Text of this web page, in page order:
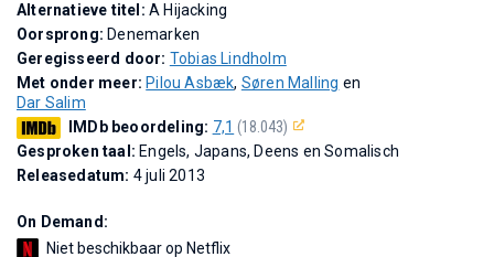
Alternatieve titel: A Hijacking
Oorsprong: Denemarken
Geregisseerd door: Tobias Lindholm
Met onder meer: Pilou Asbæk, Søren Malling en
Dar Salim
IMDb beoordeling: 7,1 (18.043)
Gesproken taal: Engels, Japans, Deens en Somalisch
Releasedatum: 4 juli 2013
On Demand:
Niet beschikbaar op Netflix